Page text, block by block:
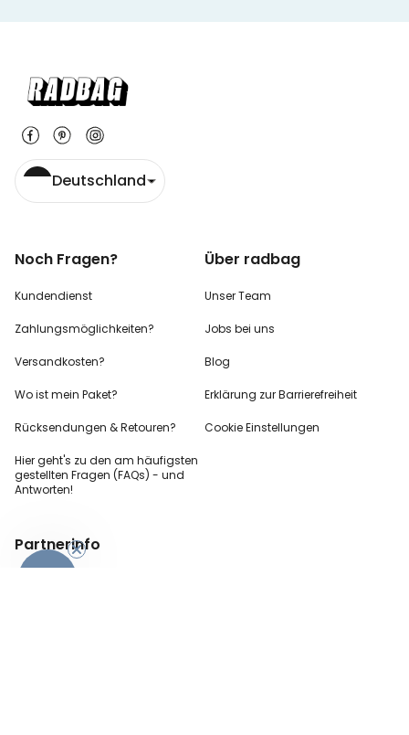
Deutschland
Noch Fragen?
Kundendienst
Zahlungsmöglichkeiten?
Versandkosten?
Wo ist mein Paket?
Rücksendungen & Retouren?
Hier geht's zu den am häufigsten
gestellten Fragen (FAQs) - und
Antworten!
Über radbag
Unser Team
Jobs bei uns
Blog
Erklärung zur Barrierefreiheit
Cookie Einstellungen
Partnerinfo